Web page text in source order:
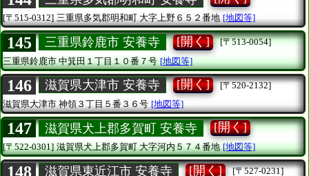
[〒515-0312] 三重県多気郡明和町大字上野６５２番地 [地図等]
145 三重県鈴鹿市 安養寺 [開く]
[〒513-0054]
三重県鈴鹿市中箕田１丁目１０番７号 [地図等]
146 滋賀県大津市 安養寺 [開く]
[〒520-2132]
滋賀県大津市 神領３丁目５番３６号 [地図等]
147 滋賀県犬上郡多賀町 安養寺 [開く]
[〒522-0301] 滋賀県犬上郡多賀町大字河内５７４番地 [地図等]
148 滋賀県東近江市 安養寺 [開く]
[〒527-0231]